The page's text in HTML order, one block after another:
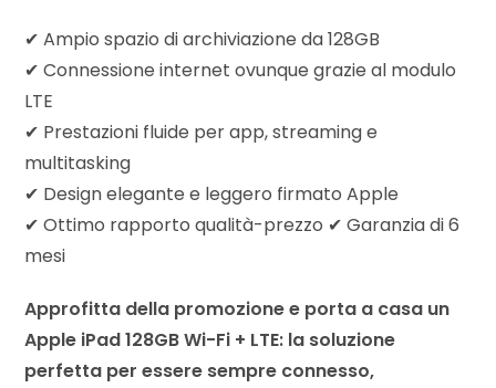
✔ Ampio spazio di archiviazione da 128GB
✔ Connessione internet ovunque grazie al modulo
LTE
✔ Prestazioni fluide per app, streaming e
multitasking
✔ Design elegante e leggero firmato Apple
✔ Ottimo rapporto qualità-prezzo ✔ Garanzia di 6
mesi
Approfitta della promozione e porta a casa un
Apple iPad 128GB Wi-Fi + LTE: la soluzione
perfetta per essere sempre connesso,